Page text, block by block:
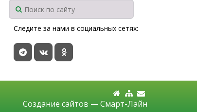
Следите за нами в социальных сетях:
Создание сайтов —Смарт-Лайн